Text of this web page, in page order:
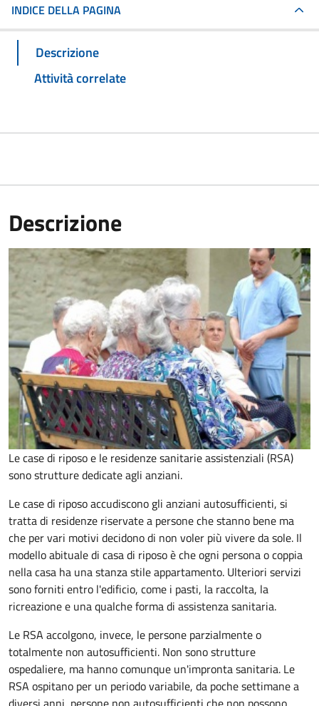
INDICE DELLA PAGINA
Descrizione
Attività correlate
Descrizione
Le case di riposo e le residenze sanitarie assistenziali (RSA)
sono strutture dedicate agli anziani.
Le case di riposo accudiscono gli anziani autosufficienti, si
tratta di residenze riservate a persone che stanno bene ma
che per vari motivi decidono di non voler più vivere da sole. Il
modello abituale di casa di riposo è che ogni persona o coppia
nella casa ha una stanza stileappartamento. Ulteriori servizi
sono forniti entro l'edificio, come i pasti, la raccolta, la
ricreazione e una qualche forma di assistenza sanitaria.
Le RSA accolgono, invece, le persone parzialmente o
totalmente non autosufficienti. Non sono strutture
ospedaliere, ma hanno comunque un'impronta sanitaria. Le
RSA ospitano per un periodo variabile, da poche settimane a